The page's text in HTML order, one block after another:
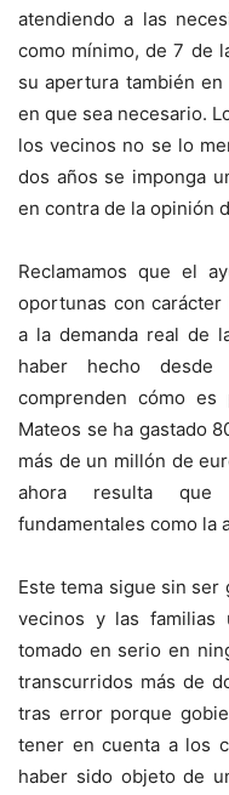
atendiendo a las
como mínimo, de 7 de
su apertura también
en que sea necesario.
los vecinos no se lo
dos años se imponga
en contra de la opinión
Reclamamos que el
oportunas con
a la demanda real de
haber hecho
comprenden cómo
Mateos se ha gastado
más de un millón de
ahora resulta
fundamentales como la
Este tema sigue sin ser
vecinos y las familias
tomado en serio en
transcurridos más de
tras error porque
tener en cuenta a los
haber sido objeto de